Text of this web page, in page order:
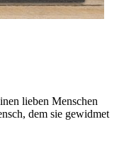
lieben Menschen
dem sie gewidmet